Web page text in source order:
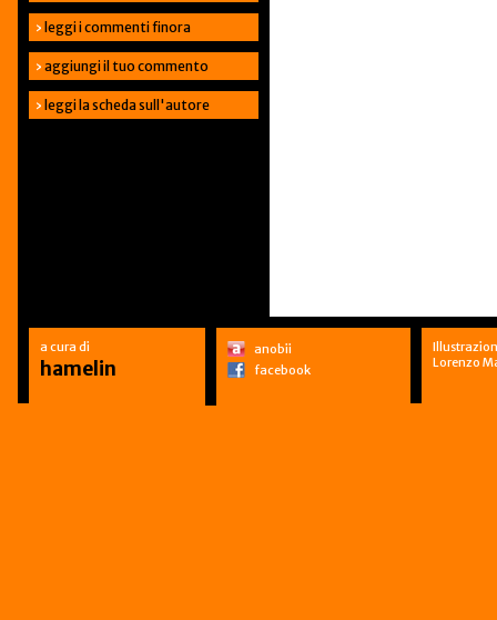
› leggi i commenti finora
› aggiungi il tuo commento
› leggi la scheda sull'autore
a cura di
hamelin
anobii
facebook
Lorenzo